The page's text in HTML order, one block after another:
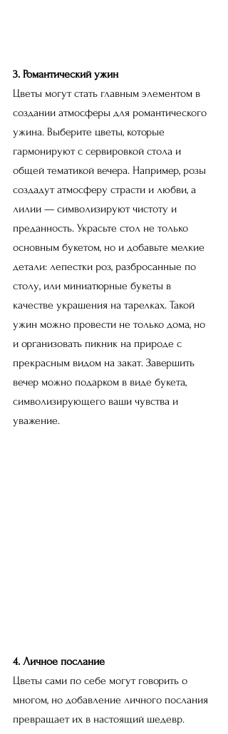
3. Романтический ужин
Цветы могут стать главным элементом в
создании атмосферы для романтического
ужина. Выберите цветы, которые
гармонируют с сервировкой стола и
общей тематикой вечера. Например, розы
создадут атмосферу страсти и любви, а
лилии — символизируют чистоту и
преданность. Украсьте стол не только
основным букетом, но и добавьте мелкие
детали: лепестки роз, разбросанные по
столу, или миниатюрные букеты в
качестве украшения на тарелках. Такой
ужин можно провести не только дома, но
и организовать пикник на природе с
прекрасным видом на закат. Завершить
вечер можно подарком в виде букета,
символизирующего ваши чувства и
уважение.
4. Личное послание
Цветы сами по себе могут говорить о
многом, но добавление личного послания
превращает их в настоящий шедевр.